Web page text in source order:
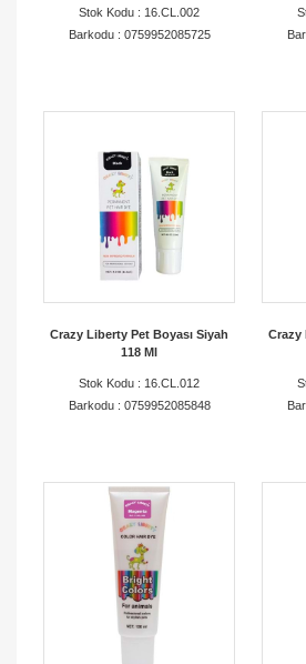
ortaklarımızın ihtiyaç duyduğu
şekilde ulaştırıyoruz.
Türkiye’deki pet sektörüne
profesyonellere kaliteli ürünler
ortaklarımızla birlikte sektörde
sağlamaktır.
Stok Kodu : 16.CL.002
Barkodu : 0759952085725
Crazy Liberty Pet Boyası Siyah
118 Ml
Stok Kodu : 16.CL.012
Barkodu : 0759952085848
Crazy